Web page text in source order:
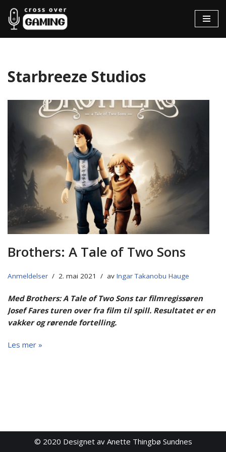
Hopp
til
Starbreeze Studios
Brothers: A Tale of Two Sons
Anmeldelser 2. mai 2021 av Ingar Takanobu Hauge
Med Brothers: A Tale of Two Sons tar filmregissøren
Josef Fares turen over fra film til spill. Resultatet er en
vakker og rørende fortelling.
Les mer »
© 2020 Designet av Anette Thingbø Sundnes